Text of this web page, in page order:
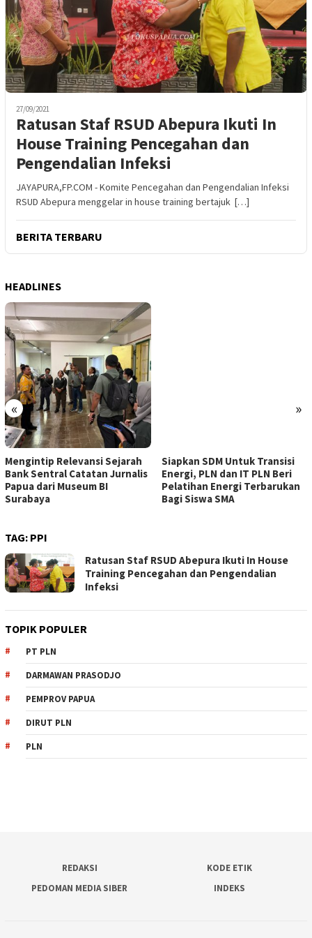
27/09/2021
Ratusan Staf RSUD Abepura Ikuti In
House Training Pencegahan dan
Pengendalian Infeksi
JAYAPURA,FP.COM - Komite Pencegahan dan Pengendalian Infeksi
RSUD Abepura menggelar in house training bertajuk […]
BERITA TERBARU
HEADLINES
« »
Mengintip Relevansi Sejarah
Bank Sentral Catatan Jurnalis
Papua dari Museum BI
Surabaya
Siapkan SDM Untuk Transisi
Energi, PLN dan IT PLN Beri
Pelatihan Energi Terbarukan
Bagi Siswa SMA
TAG: PPI
Ratusan Staf RSUD Abepura Ikuti In House
Training Pencegahan dan Pengendalian
Infeksi
TOPIK POPULER
PT PLN
DARMAWAN PRASODJO
PEMPROV PAPUA
DIRUT PLN
PLN
REDAKSI
KODE ETIK
PEDOMAN MEDIA SIBER
INDEKS